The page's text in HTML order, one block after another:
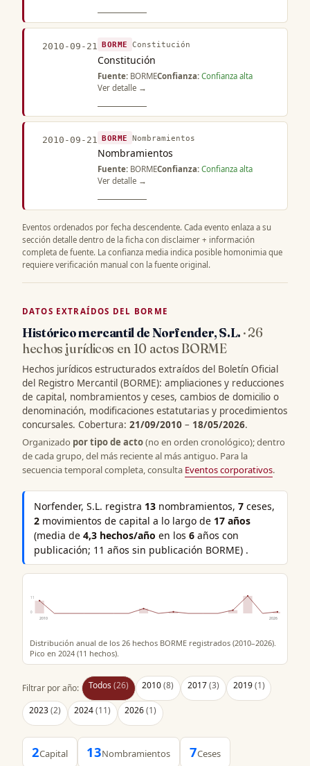
2010-09-21 BORME Constitución
Constitución
Fuente: BORMEConfianza: Confianza alta
Ver detalle →
2010-09-21 BORME Nombramientos
Nombramientos
Fuente: BORMEConfianza: Confianza alta
Ver detalle →
Eventos ordenados por fecha descendente. Cada evento enlaza a su
sección detalle dentro de la ficha con disclaimer + información
completa de fuente. La confianza media indica posible homonimia que
requiere verificación manual con la fuente original.
DATOS EXTRAÍDOS DEL BORME
Histórico mercantil de Norfender, S.L. · 26
hechos jurídicos en 10 actos BORME
Hechos jurídicos estructurados extraídos del Boletín Oficial
del Registro Mercantil (BORME): ampliaciones y reducciones
de capital, nombramientos y ceses, cambios de domicilio o
denominación, modificaciones estatutarias y procedimientos
concursales. Cobertura: 21/09/2010 – 18/05/2026.
Organizado por tipo de acto(no en orden cronológico); dentro
de cada grupo, del más reciente al más antiguo. Para la
secuencia temporal completa, consulta Eventos corporativos.
Norfender, S.L. registra 13 nombramientos,7 ceses,
2 movimientos de capital a lo largo de 17 años
(media de4,3 hechos/año en los6 años con
publicación; 11 años sin publicación BORME) .
11
0
2010
2026
Distribución anual de los 26 hechos BORME registrados (2010–2026).
Pico en 2024 (11 hechos).
Filtrar por año: Todos (26) 2010(8) 2017(3) 2019(1)
2023(2) 2024(11) 2026(1)
2Capital 13Nombramientos 7Ceses